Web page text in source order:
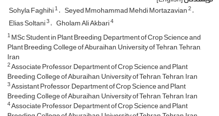
Sohyla Faghihi1 Seyed Mmohammad Mehdi Mortazavian2
Elias Soltani3 Gholam Ali Akbari4
1MSc Student in Plant Breeding, Department of Crop Science and
Plant Breeding, College of Aburaihan, University of Tehran, Tehran,
Iran
2Associate Professor, Department of Crop Science and Plant
Breeding, College of Aburaihan, University of Tehran, Tehran, Iran
3Assistant Professor, Department of Crop Science and Plant
Breeding, College of Aburaihan, University of Tehran, Tehran, Iran
4Associate Professor, Department of Crop Science and Plant